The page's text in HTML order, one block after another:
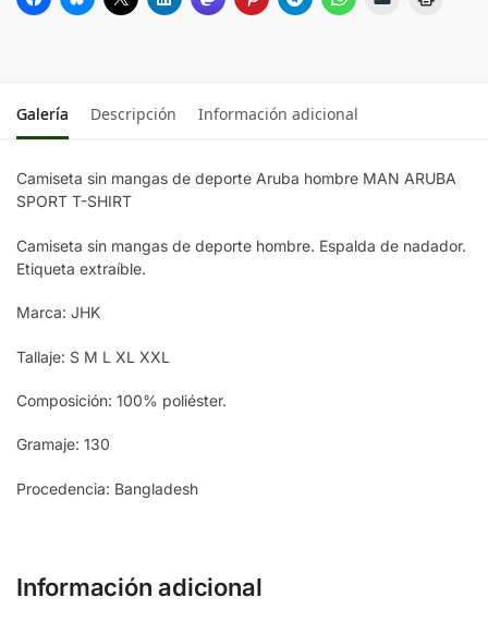
Galería Descripción Información adicional
Camiseta sin mangas de deporte Aruba hombre MAN ARUBA
SPORT T-SHIRT
Camiseta sin mangas de deporte hombre. Espalda de nadador.
Etiqueta extraíble.
Marca: JHK
Tallaje: S M L XL XXL
Composición: 100% poliéster.
Gramaje: 130
Procedencia: Bangladesh
Información adicional